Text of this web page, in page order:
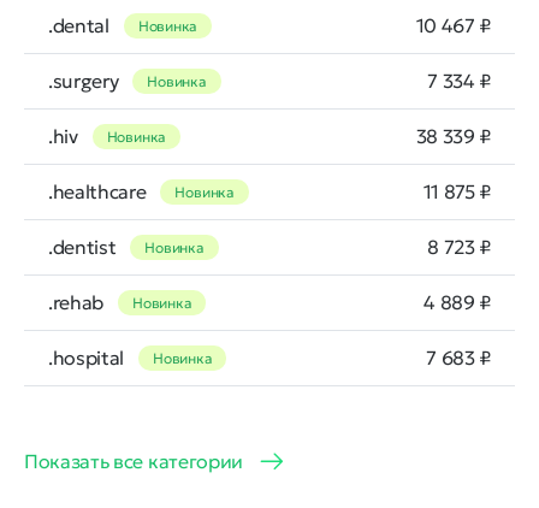
.dental Новинка 10 467 ₽
.surgery Новинка 7 334 ₽
.hiv Новинка 38 339 ₽
.healthcare Новинка 11 875 ₽
.dentist Новинка 8 723 ₽
.rehab Новинка 4 889 ₽
.hospital Новинка 7 683 ₽
Показать все категории